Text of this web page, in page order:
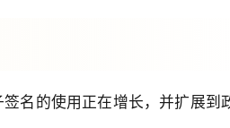
名的使用正在增长，并扩展到